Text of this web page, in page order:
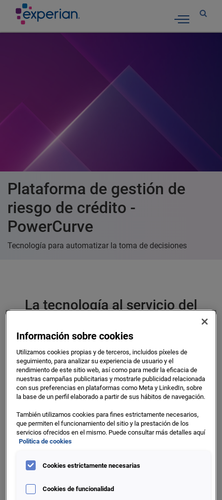
Toggle
Plataforma de gestión de
riesgo de crédito -
PowerCurve
Tecnología para automatizar la toma de decisiones
La tecnología al servicio del
Nuestras herramientas de decisión y analítica avanzada
están diseñadas para tomar las mejores decisiones
teniendo en cuenta toda información necesaria en
cualquier momento del clico de vida de los clientes. Las
mejores practicas y el aprendizaje adquirido a lo largo de
los diversos proyectos desarrollados, se han incorporado a
nuestras plataformas, de tal modo que es posible alcanzar
altos niveles de automatización, optimizando las
decisiones
Información sobre cookies
Utilizamos cookies propias y de terceros, incluidos píxeles de
seguimiento, para analizar su experiencia de usuario y el
rendimiento de este sitio web, así como para medir la eficacia de
nuestras campañas publicitarias y mostrarle publicidad relacionada
con sus preferencias en plataformas como Meta y LinkedIn, sobre
la base de un perfil elaborado a partir de sus hábitos de navegación.
También utilizamos cookies para fines estrictamente necesarios,
que permiten el funcionamiento del sitio y la prestación de los
servicios ofrecidos en el mismo. Puede consultar más detalles aquí
Politica de cookies
Cookies estrictamente necesarias
Cookies de funcionalidad